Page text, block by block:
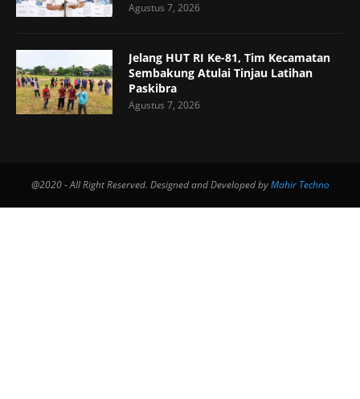
Agustus 7, 2026
Jelang HUT RI Ke-81, Tim Kecamatan
Sembakung Atulai Tinjau Latihan
Paskibra
Agustus 7, 2026
@2020 - All Right Reserved. Designed and Developed byMahir Techno